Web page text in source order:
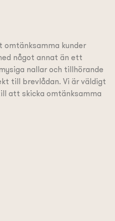
omtänksamma kunder
något annat än ett
nallar och tillhörande
till brevlådan. Vi är väldigt
att skicka omtänksamma